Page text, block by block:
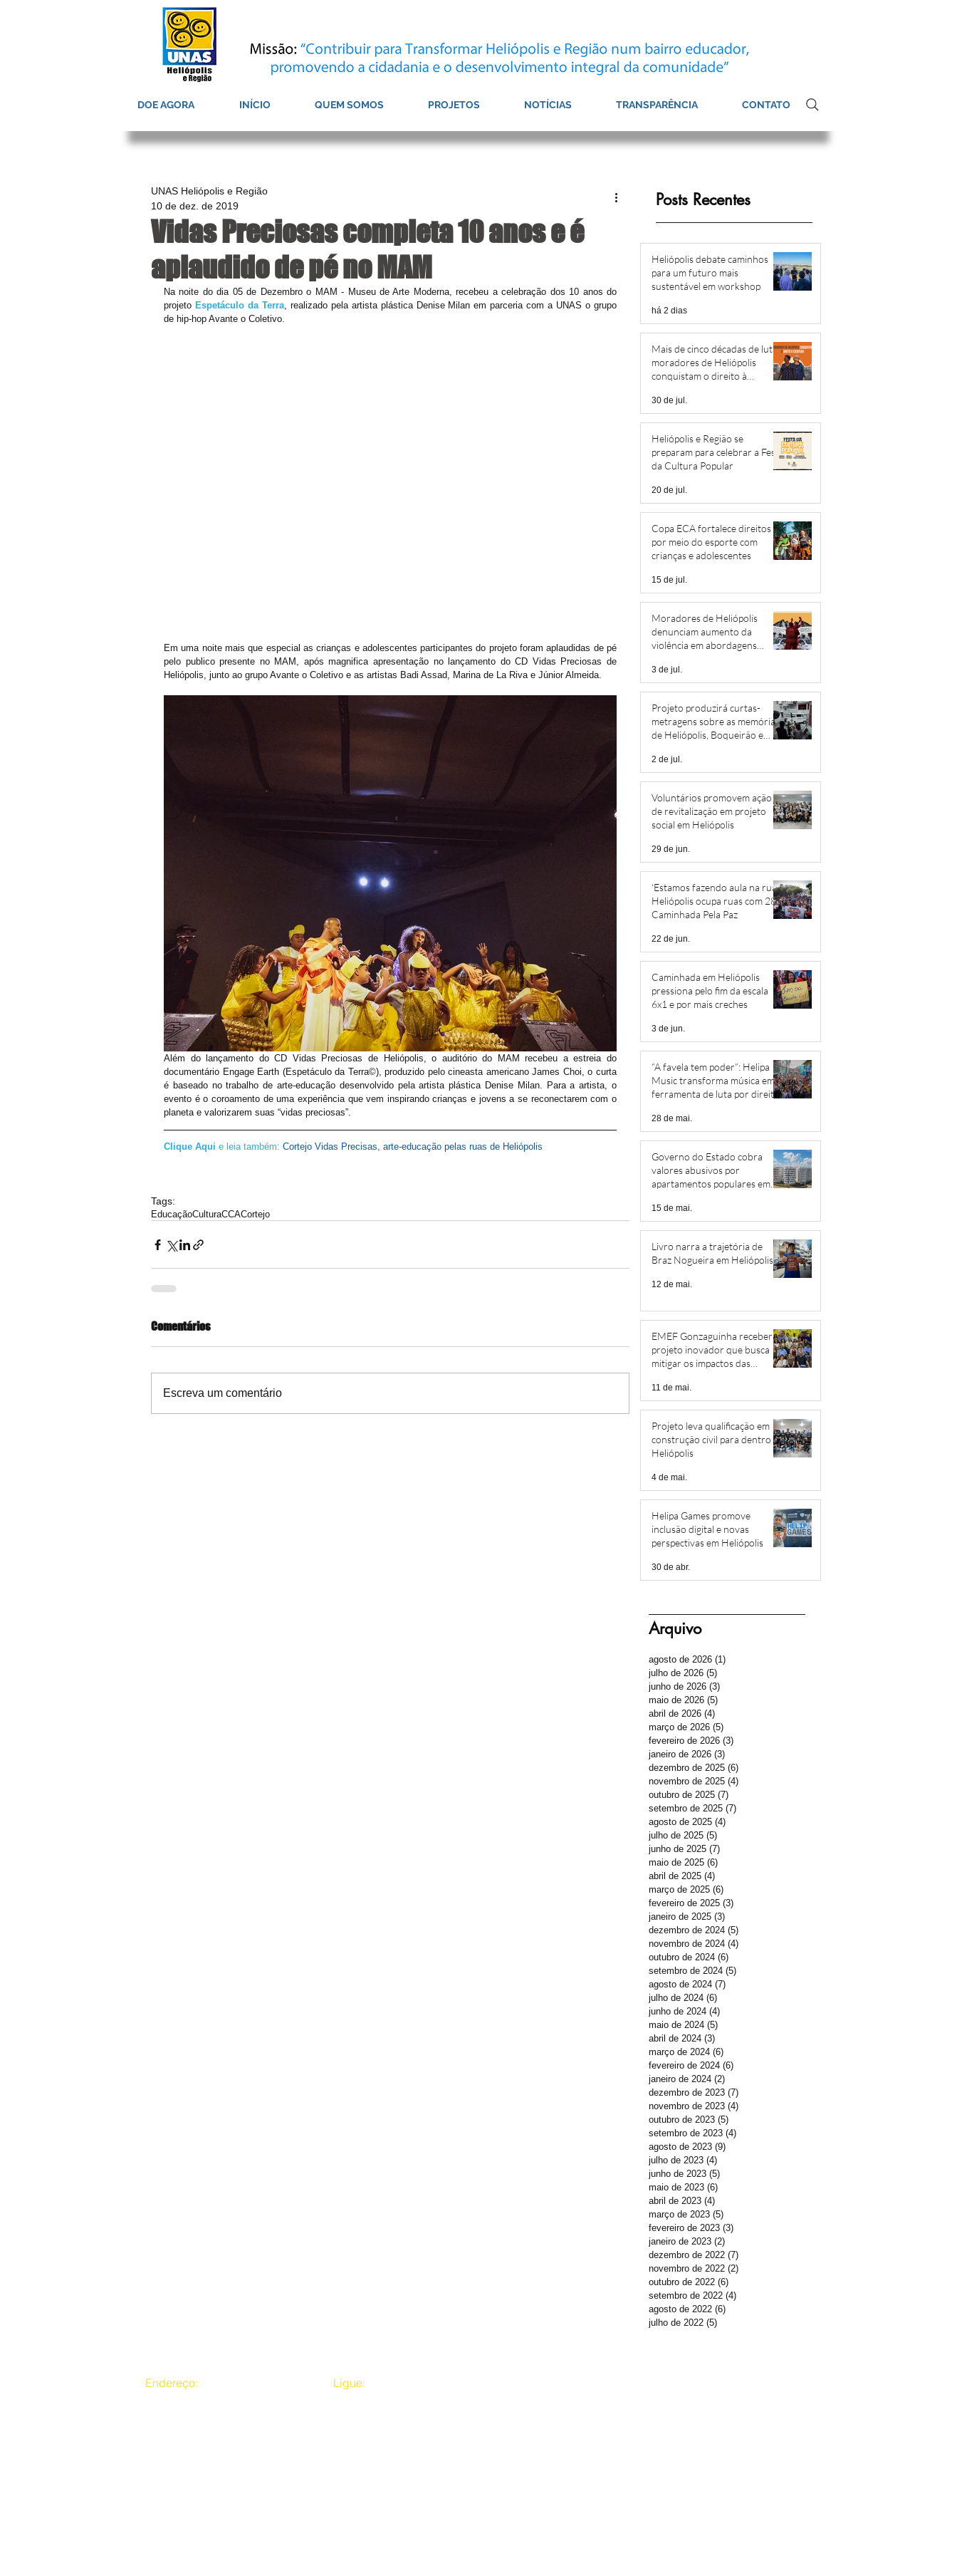
DOE AGORA INÍCIO QUEM SOMOS PROJETOS NOTÍCIAS TRANSPARÊNCIA CONTATO
Vidas Preciosas completa 10 anos e é
aplaudido de pé no MAM
UNAS Heliópolis e Região
10 de dez. de 2019
Na noite do dia 05 de Dezembro o MAM - Museu de Arte Moderna, recebeu a celebração dos 10 anos do
projeto Espetáculo da Terra, realizado pela artista plástica Denise Milan em parceria com a UNAS o grupo
de hip-hop Avante o Coletivo.
Em uma noite mais que especial as crianças e adolescentes participantes do projeto foram aplaudidas de pé
pelo publico presente no MAM, após magnifica apresentação no lançamento do CD Vidas Preciosas de
Heliópolis, junto ao grupo Avante o Coletivo e as artistas Badi Assad, Marina de La Riva e Júnior Almeida.
Além do lançamento do CD Vidas Preciosas de Heliópolis, o auditório do MAM recebeu a estreia do
documentário Engage Earth (Espetáculo da Terra©), produzido pelo cineasta americano James Choi, o curta
é baseado no trabalho de arte-educação desenvolvido pela artista plástica Denise Milan. Para a artista, o
evento é o coroamento de uma experiência que vem inspirando crianças e jovens a se reconectarem com o
planeta e valorizarem suas “vidas preciosas”.
Clique Aqui e leia também: Cortejo Vidas Precisas, arte-educação pelas ruas de Heliópolis
Tags:
EducaçãoCulturaCCACortejo
Comentários
Escreva um comentário
Posts Recentes
Heliópolis debate caminhos
para um futuro mais
sustentável em workshop
há 2 dias
Mais de cinco décadas de luta:
moradores de Heliópolis
conquistam o direito à
30 de jul.
Heliópolis e Região se
preparam para celebrar a Festa
da Cultura Popular
20 de jul.
Copa ECA fortalece direitos
por meio do esporte com
crianças e adolescentes
15 de jul.
Moradores de Heliópolis
denunciam aumento da
violência em abordagens
3 de jul.
Projeto produzirá curtas-
metragens sobre as memórias
de Heliópolis, Boqueirão e
2 de jul.
Voluntários promovem ação
de revitalização em projeto
social em Heliópolis
29 de jun.
‘Estamos fazendo aula na rua’:
Heliópolis ocupa ruas com 28ª
Caminhada Pela Paz
22 de jun.
Caminhada em Heliópolis
pressiona pelo fim da escala
6x1 e por mais creches
3 de jun.
“A favela tem poder”: Helipa
Music transforma música em
ferramenta de luta por direitos
28 de mai.
Governo do Estado cobra
valores abusivos por
apartamentos populares em
15 de mai.
Livro narra a trajetória de
Braz Nogueira em Heliópolis
12 de mai.
EMEF Gonzaguinha receberá
projeto inovador que busca
mitigar os impactos das
11 de mai.
Projeto leva qualificação em
construção civil para dentro de
Heliópolis
4 de mai.
Helipa Games promove
inclusão digital e novas
perspectivas em Heliópolis
30 de abr.
Arquivo
agosto de 2026 (1)
julho de 2026 (5)
junho de 2026 (3)
maio de 2026 (5)
abril de 2026 (4)
março de 2026 (5)
fevereiro de 2026 (3)
janeiro de 2026 (3)
dezembro de 2025 (6)
novembro de 2025 (4)
outubro de 2025 (7)
setembro de 2025 (7)
agosto de 2025 (4)
julho de 2025 (5)
junho de 2025 (7)
maio de 2025 (6)
abril de 2025 (4)
março de 2025 (6)
fevereiro de 2025 (3)
janeiro de 2025 (3)
dezembro de 2024 (5)
novembro de 2024 (4)
outubro de 2024 (6)
setembro de 2024 (5)
agosto de 2024 (7)
julho de 2024 (6)
junho de 2024 (4)
maio de 2024 (5)
abril de 2024 (3)
março de 2024 (6)
fevereiro de 2024 (6)
janeiro de 2024 (2)
dezembro de 2023 (7)
novembro de 2023 (4)
outubro de 2023 (5)
setembro de 2023 (4)
agosto de 2023 (9)
julho de 2023 (4)
junho de 2023 (5)
maio de 2023 (6)
abril de 2023 (4)
março de 2023 (5)
fevereiro de 2023 (3)
janeiro de 2023 (2)
dezembro de 2022 (7)
novembro de 2022 (2)
outubro de 2022 (6)
setembro de 2022 (4)
agosto de 2022 (6)
julho de 2022 (5)
Ligue:
Endereço: